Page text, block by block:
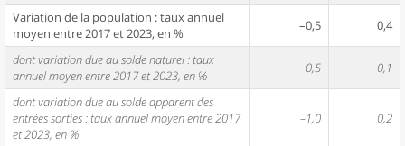
Variation de la population : taux annuel
moyen entre 2017 et 2023, en %
–0,5 0,4
dont variation due au solde naturel : taux
annuel moyen entre 2017 et 2023, en %
0,5 0,1
dont variation due au solde apparent des
entrées sorties : taux annuel moyen entre 2017
et 2023, en %
–1,0 0,2